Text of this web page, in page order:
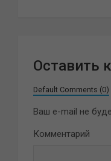
Оставить
Default Comments (0)
Ваш e-mail не
Комментарий